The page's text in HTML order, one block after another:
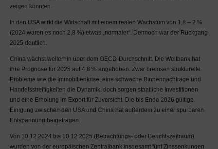
zeigen könnten.
In den USA wirkt die Wirtschaft mit einem realen Wachstum von 1,8 – 2 %
(2024 waren es noch 2,8 %) etwas „normaler“. Dennoch war der Rückgang
2025 deutlich.
China wächst weiterhin über dem OECD-Durchschnitt. Die Weltbank hat
ihre Prognose für 2025 auf 4,8 % angehoben. Zwar bremsen strukturelle
Probleme wie die Immobilienkrise, eine schwache Binnennachfrage und
Handelsstreitigkeiten die Dynamik, doch sorgen staatliche Investitionen
und eine Erholung im Export für Zuversicht. Die bis Ende 2026 gültige
Einigung zwischen den USA und China hat außerdem zu einer spürbaren
Entspannung beigetragen.
Von 10.12.2024 bis 10.12.2025 (Betrachtungs- oder Berichtszeitraum)
wurden von der europäischen Zentralbank insgesamt fünf Zinssenkungen
Media Plattformen hat die
MaDrei AG keinen
unkorrekte Darstellungen
jeglicher Art bitten wir Sie